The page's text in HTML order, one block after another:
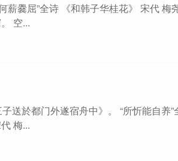
薪爨屈”全诗 《和韩子华桂花》 宋代 梅
空...
送於都门外遂宿舟中》。 “所忻能自养”
梅...